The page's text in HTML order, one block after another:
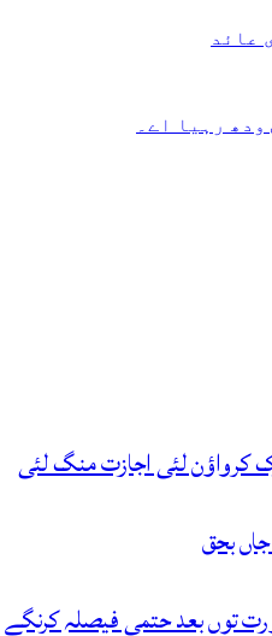
عائد
رہیا اے۔
کرواؤن لئی اجازت منگ لئی